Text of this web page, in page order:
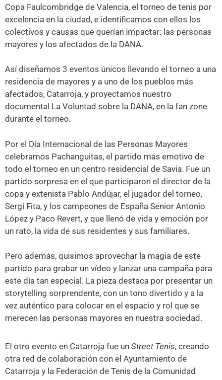
Copa Faulcombridge de Valencia, el torneo de tenis por
excelencia en la ciudad, e identificamos con ellos los
colectivos y causas que querían impactar: las personas
mayores y los afectados de la DANA.
Así diseñamos 3 eventos únicos llevando el torneo a una
residencia de mayores y a uno de los pueblos más
afectados, Catarroja, y proyectamos nuestro
documental La Voluntad sobre la DANA, en la fan zone
durante el torneo.
Por el Día Internacional de las Personas Mayores
celebramos Pachanguitas, el partido más emotivo de
todo el torneo en un centro residencial de Savia. Fue un
partido sorpresa en el que participaron el director de la
copa y extenista Pablo Andújar, el jugador del torneo,
Sergi Fita, y los campeones de España Senior Antonio
López y Paco Revert, y que llenó de vida y emoción por
un rato, la vida de sus residentes y sus familiares.
Pero además, quisimos aprovechar la magia de este
partido para grabar un vídeo y lanzar una campaña para
este día tan especial. La pieza destaca por presentar un
storytelling sorprendente, con un tono divertido y a la
vez auténtico para colocar en el espacio y rol que se
merecen las personas mayores en nuestra sociedad.
El otro evento en Catarroja fue un Street Tenis, creando
otra red de colaboración con el Ayuntamiento de
Catarroja y la Federación de Tenis de la Comunidad